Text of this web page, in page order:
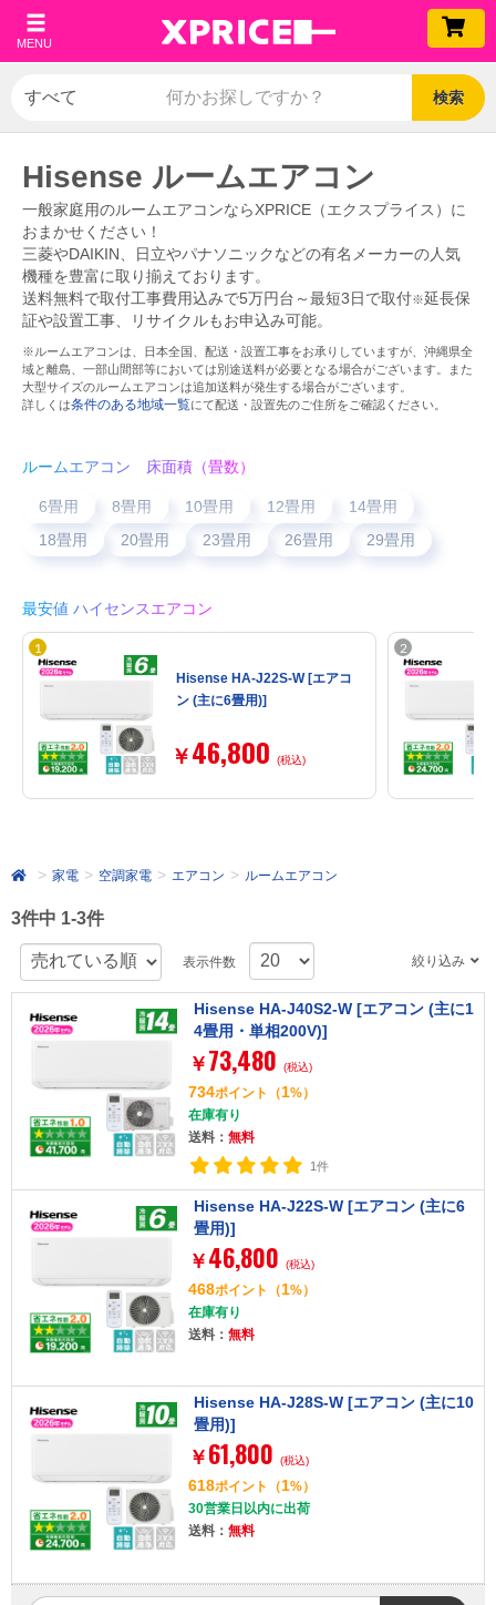
MENU
検索
Hisense ルームエアコン
一般家庭用のルームエアコンならXPRICE（エクスプライス）に
おまかせください！
三菱やDAIKIN、日立やパナソニックなどの有名メーカーの人気
機種を豊富に取り揃えております。
送料無料で取付工事費用込みで5万円台～最短3日で取付※延長保
証や設置工事、リサイクルもお申込み可能。
※ルームエアコンは、日本全国、配送・設置工事をお承りしていますが、沖縄県全
域と離島、一部山間部等においては別途送料が必要となる場合がございます。また
大型サイズのルームエアコンは追加送料が発生する場合がございます。
詳しくは条件のある地域一覧にて配送・設置先のご住所をご確認ください。
ルームエアコン 床面積（畳数）
6畳用 8畳用 10畳用 12畳用
14畳用
18畳用
20畳用 23畳用 26畳用 29畳用
最安値 ハイセンスエアコン
Hisense HA-J22S-W [エアコ
ン (主に6畳用)]
￥46,800 (税込)
家電 空調家電 エアコン ルームエアコン
3件中 1-3件
表示件数 絞り込み
Hisense HA-J40S2-W [エアコン (主に1
4畳用・単相200V)]
￥ 73,480 (税込)
734ポイント （1%）
在庫有り
送料： 無料
1件
Hisense HA-J22S-W [エアコン (主に6
畳用)]
￥ 46,800 (税込)
468ポイント （1%）
在庫有り
送料： 無料
Hisense HA-J28S-W [エアコン (主に10
畳用)]
￥ 61,800 (税込)
618ポイント （1%）
30営業日以内に出荷
送料： 無料